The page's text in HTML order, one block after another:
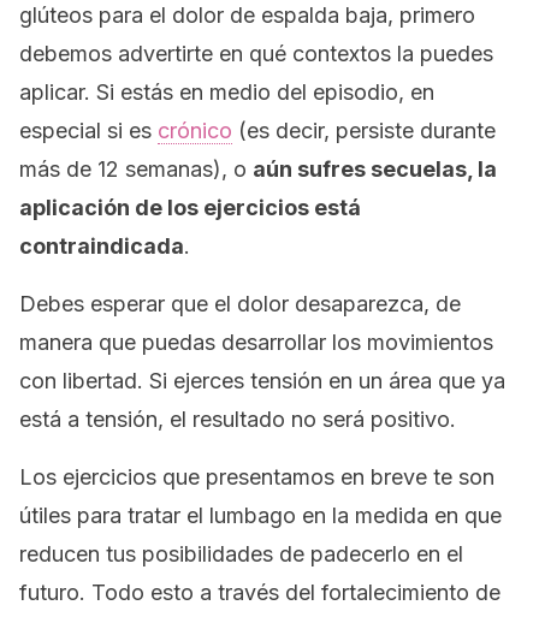
glúteos para el dolor de espalda baja, primero
debemos advertirte en qué contextos la puedes
aplicar. Si estás en medio del episodio, en
especial si es crónico (es decir, persiste durante
más de 12 semanas), o aún sufres secuelas, la
aplicación de los ejercicios está
contraindicada.
Debes esperar que el dolor desaparezca, de
manera que puedas desarrollar los movimientos
con libertad. Si ejerces tensión en un área que ya
está a tensión, el resultado no será positivo.
Los ejercicios que presentamos en breve te son
útiles para tratar el lumbago en la medida en que
reducen tus posibilidades de padecerlo en el
futuro. Todo esto a través del fortalecimiento de